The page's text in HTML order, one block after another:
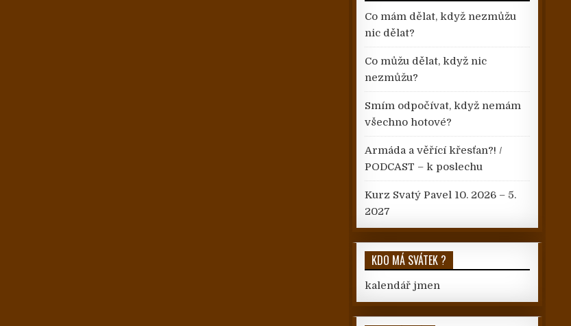
Co mám dělat, když nezmůžu
nic dělat?
Co můžu dělat, když nic
nezmůžu?
Smím odpočívat, když nemám
všechno hotové?
Armáda a věřící křesťan?! /
PODCAST – k poslechu
Kurz Svatý Pavel 10. 2026 – 5.
2027
KDO MÁ SVÁTEK ?
kalendář jmen